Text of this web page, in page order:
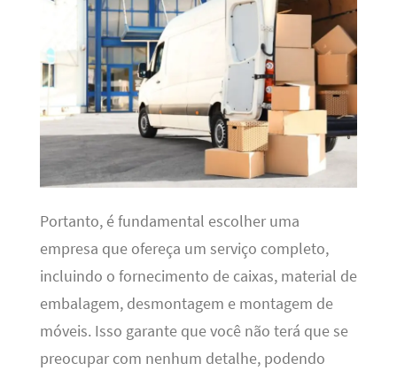
Portanto, é fundamental escolher uma
empresa que ofereça um serviço completo,
incluindo o fornecimento de caixas, material de
embalagem, desmontagem e montagem de
móveis. Isso garante que você não terá que se
preocupar com nenhum detalhe, podendo